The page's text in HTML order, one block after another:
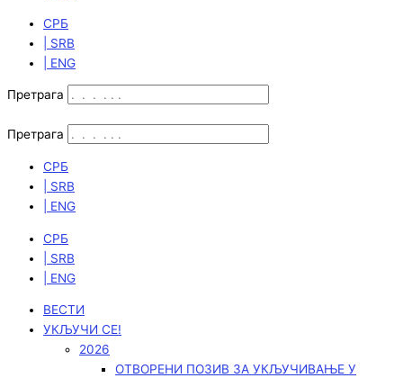
СРБ
| SRB
| ENG
Претрага
Претрага
СРБ
| SRB
| ENG
СРБ
| SRB
| ENG
ВЕСТИ
УКЉУЧИ СЕ!
2026
ОТВОРЕНИ ПОЗИВ ЗА УКЉУЧИВАЊЕ У